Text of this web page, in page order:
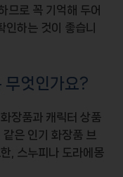
므로 꼭 기억해 두어
인하는 것이 좋습니
무엇인가요?
장품과 캐릭터 상품
같은 인기 화장품 브
,
스누피 나 도라에몽